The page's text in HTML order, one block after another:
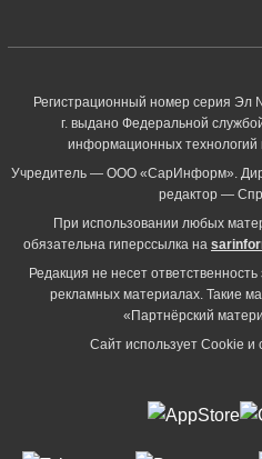
Регистрационный номер серия
г. выдано Федеральной
информационных технологий
Учредитель — ООО «СарИнформ».
редактор —
При использовании любых
обязательна гиперссылка на
Редакция не несет
рекламных материалах. Такие
«Партнёрский
Сайт использует Cookie и